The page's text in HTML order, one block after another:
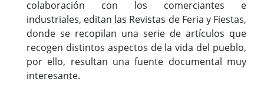
colaboración con los comerciantes e
industriales, editan las Revistas de Feria y Fiestas,
donde se recopilan una serie de artículos que
recogen distintos aspectos de la vida del pueblo,
por ello, resultan una fuente documental muy
interesante.